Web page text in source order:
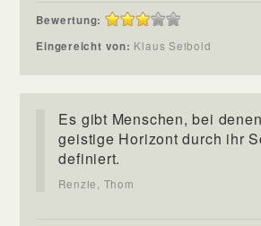
Bewertung:
Eingereicht von: Klaus Seibold
Es gibt Menschen, bei
geistige Horizont durch ihr
definiert.
Renzie, Thom